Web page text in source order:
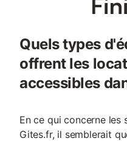
Quels types
offrent les
accessibles
En ce qui concerne les
Gites.fr, il semblerait